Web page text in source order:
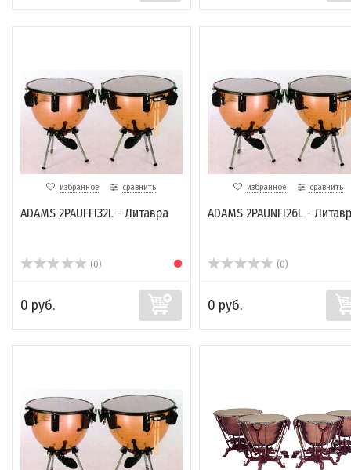
избранное сравнить
ADAMS 2PAUFFI32L - Литавра
(0)
0 руб.
избранное сравнить
ADAMS 2PAUNFI26L -
(0)
0 руб.